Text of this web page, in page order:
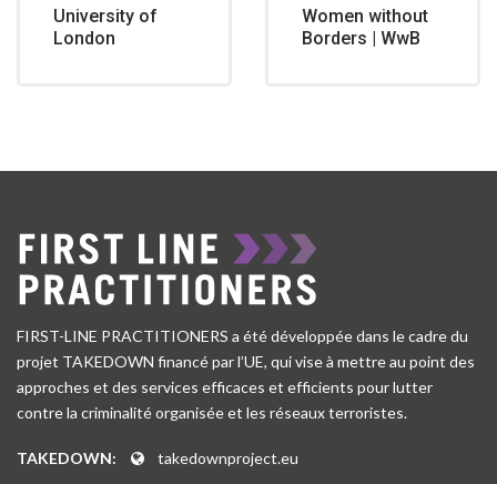
University of
London
Women without
Borders | WwB
FIRST-LINE PRACTITIONERS a été développée dans le cadre du
projet TAKEDOWN financé par l’UE, qui vise à mettre au point des
approches et des services efficaces et efficients pour lutter
contre la criminalité organisée et les réseaux terroristes.
TAKEDOWN:
takedownproject.eu